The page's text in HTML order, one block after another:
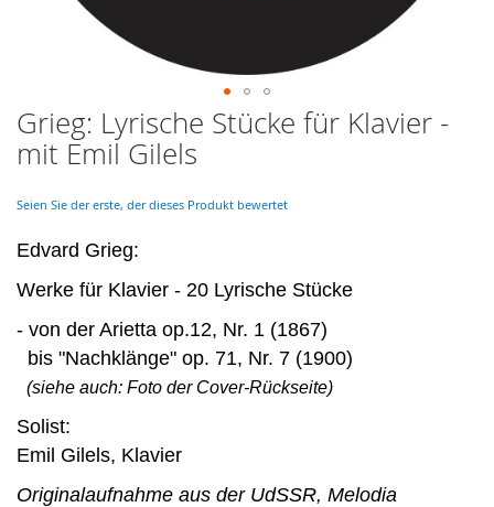
Skip
to
the
of
images
Grieg: Lyrische Stücke für Klavier -
mit Emil Gilels
Seien Sie der erste, der dieses Produkt bewertet
Edvard Grieg:
Werke für Klavier - 20 Lyrische Stücke
- von der Arietta op.12, Nr. 1 (1867)
bis "Nachklänge" op. 71, Nr. 7 (1900)
(siehe auch: Foto der Cover-Rückseite)
Solist:
Emil Gilels, Klavier
Originalaufnahme aus der UdSSR, Melodia